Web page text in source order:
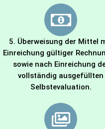
5. Überweisung der Mittel
Einreichung gültiger
sowie nach Einreichung
vollständig ausgefüllten
Selbstevaluation.